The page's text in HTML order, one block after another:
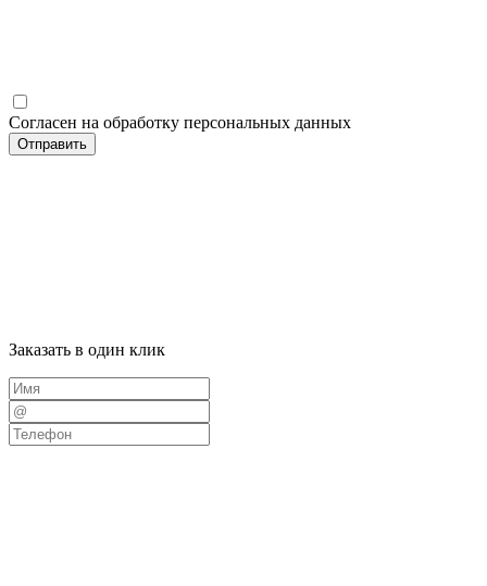
Согласен на обработку персональных данных
Отправить
Заказать в один клик